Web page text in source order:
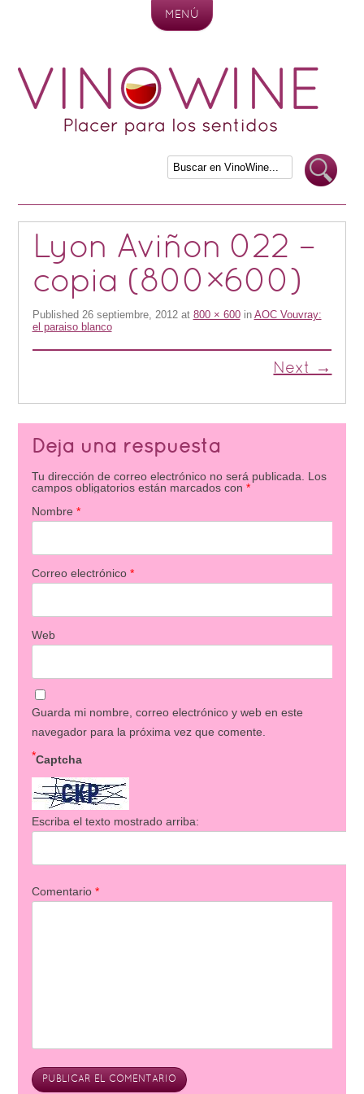
MENÚ
Lyon Aviñon 022 –
copia (800×600)
Published 26 septiembre, 2012at 800 × 600in AOC Vouvray:
el paraiso blanco
Next →
Deja una respuesta
Tu dirección de correo electrónico no será publicada. Los
campos obligatorios están marcados con *
Nombre *
Correo electrónico *
Web
Guarda mi nombre, correo electrónico y web en este
navegador para la próxima vez que comente.
Captcha
*
Escriba el texto mostrado arriba:
Comentario *